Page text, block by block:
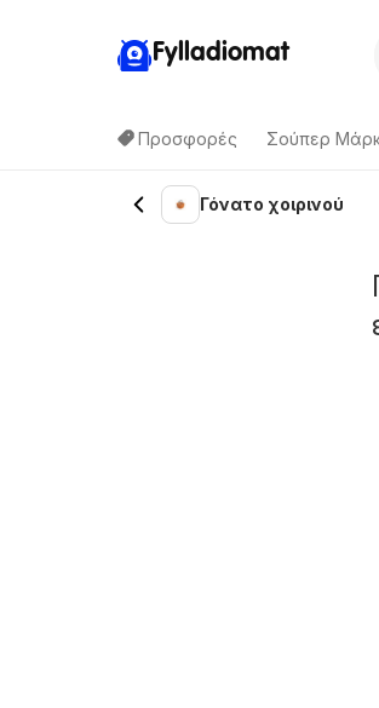
Fylladiomat
Προσφορές Σούπερ
Γόνατο χοιρινού